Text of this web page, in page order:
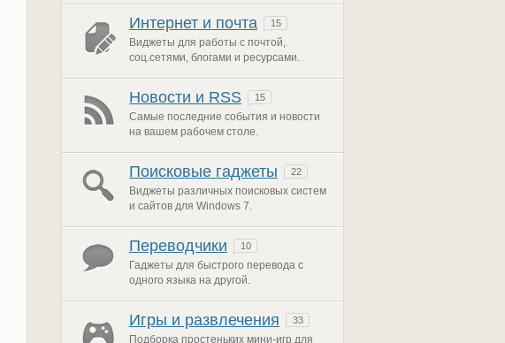
Интернет и почта 15
Виджеты для работы с почтой,
соц.сетями, блогами и ресурсами.
Новости и RSS 15
Самые последние события и новости
на вашем рабочем столе.
Поисковые гаджеты 22
Виджеты различных поисковых систем
и сайтов для Windows 7.
Переводчики 10
Гаджеты для быстрого перевода с
одного языка на другой.
Игры и развлечения 33
Подборка простеньких мини-игр для